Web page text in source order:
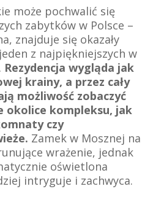
może pochwalić się
zabytków w Polsce –
znajduje się okazały
z najpiękniejszych w
Rezydencja wygląda jak
krainy, a przez cały
możliwość zobaczyć
okolice kompleksu, jak
czy
Zamek w Mosznej na
wrażenie, jednak
oświetlona
intryguje i zachwyca.